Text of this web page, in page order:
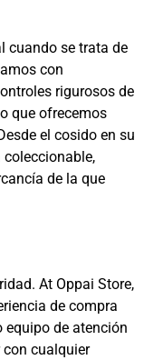
cuando se trata de
con
rigurosos de
que ofrecemos
el cosido en su
de la que
At Oppai Store,
de compra
de atención
cualquier